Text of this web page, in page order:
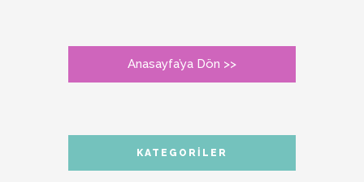
Anasayfa’ya Dön >>
KATEGORILER